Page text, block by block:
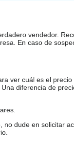
vendedor.
En caso de
ver cuál es el
diferencia de
dude en solicitar